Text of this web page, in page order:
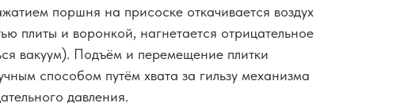
поршня на присоске откачивается воздух
плиты и воронкой, нагнетается отрицательное
вакуум). Подъём и перемещение плитки
способом путём хвата за гильзу механизма
давления.